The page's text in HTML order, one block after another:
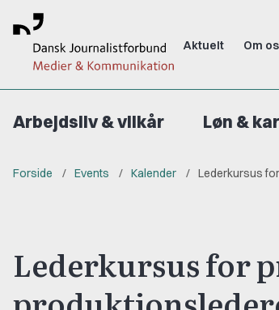
Aktuelt Om os
Arbejdsliv & vilkår Løn &
Forside Events Kalender Lederkursus
Lederkursus for